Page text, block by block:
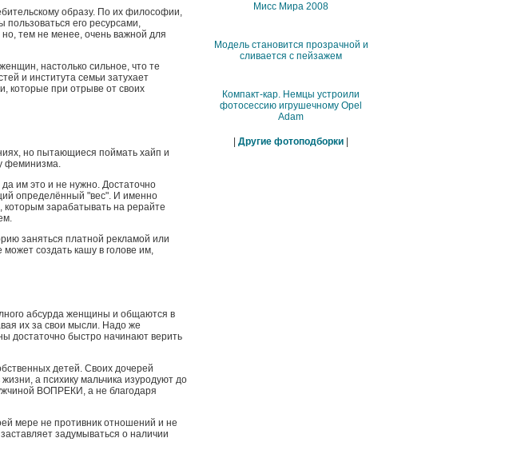
образу. По их философии,
пользоваться его ресурсами,
тем не менее, очень важной для
настолько сильное, что те
и института семьи затухает
которые при отрыве от своих
но пытающиеся поймать хайп и
феминизма.
им это и не нужно. Достаточно
определённый "вес". И именно
которым зарабатывать на рерайте
заняться платной рекламой или
создать кашу в голове им,
абсурда женщины и общаются в
их за свои мысли. Надо же
достаточно быстро начинают верить
детей. Своих дочерей
а психику мальчика изуродуют до
ВОПРЕКИ, а не благодаря
мере не противник отношений и не
задумываться о наличии
Мисс Мира 2008
Модель становится прозрачной и
сливается с пейзажем
Компакт-кар. Немцы устроили
фотосессию игрушечному Opel
Adam
Другие фотоподборки